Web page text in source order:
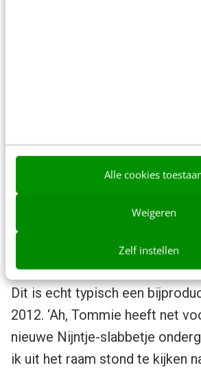
Alle cookies
Weigeren
Zelf instellen
Cartoon:Sandra de
2. Digitale diarree
Dit is echt typisch een
2012. ‘Ah, Tommie heeft net
nieuwe Nijntje-slabbetje
ik uit het raam stond te kijken